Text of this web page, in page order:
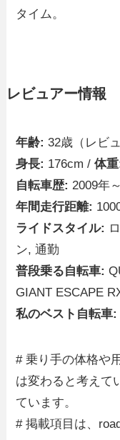
タイム。
レビュアー情報
年齢: 32歳（レビ
身長: 176cm /体
自転車歴: 2009年～
年間走行距離:
ライドスタイル:
ン, 通勤
普段乗る自転車:
GIANT ESCAPE
私のベスト自転車:
# 乗り手の体格や
は変わると考えて
ています。
# 掲載項目は、